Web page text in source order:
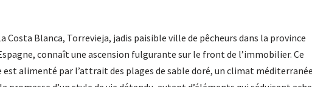
Costa Blanca, Torrevieja, jadis paisible ville de pêcheurs dans la province
connaît une ascension fulgurante sur le front de l’immobilier. Ce
est alimenté par l’attrait des plages de sable doré, un climat